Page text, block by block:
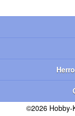
©2026 Hobby-